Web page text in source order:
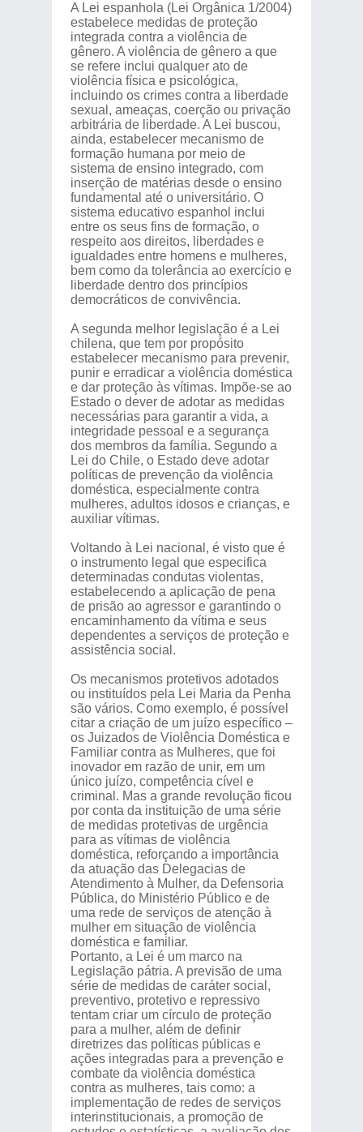
A Lei espanhola (Lei Orgânica 1/2004)
estabelece medidas de proteção
integrada contra a violência de
gênero. A violência de gênero a que
se refere inclui qualquer ato de
violência física e psicológica,
incluindo os crimes contra a liberdade
sexual, ameaças, coerção ou privação
arbitrária de liberdade. A Lei buscou,
ainda, estabelecer mecanismo de
formação humana por meio de
sistema de ensino integrado, com
inserção de matérias desde o ensino
fundamental até o universitário. O
sistema educativo espanhol inclui
entre os seus fins de formação, o
respeito aos direitos, liberdades e
igualdades entre homens e mulheres,
bem como da tolerância ao exercício e
liberdade dentro dos princípios
democráticos de convivência.
A segunda melhor legislação é a Lei
chilena, que tem por propósito
estabelecer mecanismo para prevenir,
punir e erradicar a violência doméstica
e dar proteção às vítimas. Impõe-se ao
Estado o dever de adotar as medidas
necessárias para garantir a vida, a
integridade pessoal e a segurança
dos membros da família. Segundo a
Lei do Chile, o Estado deve adotar
políticas de prevenção da violência
doméstica, especialmente contra
mulheres, adultos idosos e crianças, e
auxiliar vítimas.
Voltando à Lei nacional, é visto que é
o instrumento legal que especifica
determinadas condutas violentas,
estabelecendo a aplicação de pena
de prisão ao agressor e garantindo o
encaminhamento da vítima e seus
dependentes a serviços de proteção e
assistência social.
Os mecanismos protetivos adotados
ou instituídos pela Lei Maria da Penha
são vários. Como exemplo, é possível
citar a criação de um juízo específico –
os Juizados de Violência Doméstica e
Familiar contra as Mulheres, que foi
inovador em razão de unir, em um
único juízo, competência cível e
criminal. Mas a grande revolução ficou
por conta da instituição de uma série
de medidas protetivas de urgência
para as vítimas de violência
doméstica, reforçando a importância
da atuação das Delegacias de
Atendimento à Mulher, da Defensoria
Pública, do Ministério Público e de
uma rede de serviços de atenção à
mulher em situação de violência
doméstica e familiar.
Portanto, a Lei é um marco na
Legislação pátria. A previsão de uma
série de medidas de caráter social,
preventivo, protetivo e repressivo
tentam criar um círculo de proteção
para a mulher, além de definir
diretrizes das políticas públicas e
ações integradas para a prevenção e
combate da violência doméstica
contra as mulheres, tais como: a
implementação de redes de serviços
interinstitucionais, a promoção de